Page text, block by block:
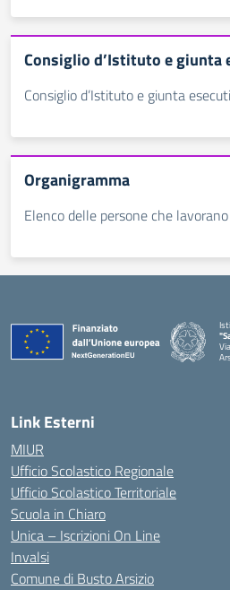
Consiglio d’Istituto e giunta
Consiglio d’Istituto e giunta
Organigramma
Elenco delle persone che
Link Esterni
MIUR
Ufficio Scolastico Regionale
Ufficio Scolastico Territoriale
Scuola in Chiaro
Unica – Iscrizioni On Line
Invalsi
Comune di Busto Arsizio